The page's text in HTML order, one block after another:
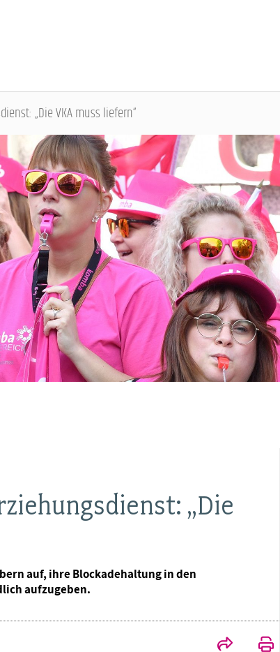
DBB SENIOREN - ÜBERBLICK
Gremien
Geschäftsführung
Kontakt
BAGSO
VERANSTALTUNGEN - ÜBERBLICK
Fachtagungen
Bundesseniorenkongress
„Die VKA muss liefern“
„Die
auf, ihre Blockadehaltung in den
aufzugeben.